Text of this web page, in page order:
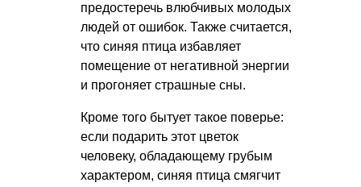
предостеречь влюбчивых молодых
людей от ошибок. Также считается,
что синяя птица избавляет
помещение от негативной энергии
и прогоняет страшные сны.
Кроме того бытует такое поверье:
если подарить этот цветок
человеку, обладающему грубым
характером, синяя птица смягчит